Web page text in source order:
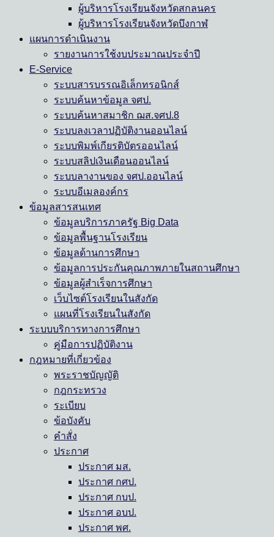
ผู้บริหารโรงเรียนจังหวัดสกลนคร
ผู้บริหารโรงเรียนจังหวัดบึงกาฬ
แผนการดำเนินงาน
รายงานการใช้งบประมาณประจำปี
E-Service
ระบบสารบรรณอิเล็กทรอนิกส์
ระบบค้นหาข้อมูล จศป.
ระบบค้นหาสมาชิก ฌส.จศป.8
ระบบลงเวลาปฏิบัติงานออนไลน์
ระบบพิมพ์เกียรติบัตรออนไลน์
ระบบสลิปเงินเดือนออนไลน์
ระบบลางานของ จศป.ออนไลน์
ระบบอีเมลองค์กร
ข้อมูลสารสนเทศ
ข้อมูลบริการภาครัฐ Big Data
ข้อมูลพื้นฐานโรงเรียน
ข้อมูลด้านการศึกษา
ข้อมูลการประกันคุณภาพภายในสถานศึกษา
ข้อมูลผู้สำเร็จการศึกษา
เว็บไซต์โรงเรียนในสังกัด
แผนที่โรงเรียนในสังกัด
ระบบบริการทางการศึกษา
คู่มือการปฏิบัติงาน
กฎหมายที่เกี่ยวข้อง
พระราชบัญญัติ
กฎกระทรวง
ระเบียบ
ข้อบังคับ
คำสั่ง
ประกาศ
ประกาศ มส.
ประกาศ กศป.
ประกาศ กบป.
ประกาศ อบป.
ประกาศ พศ.